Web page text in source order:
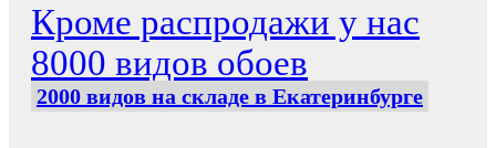
Кроме распродажи у нас
8000 видов обоев
2000 видов на складе в Екатеринбурге